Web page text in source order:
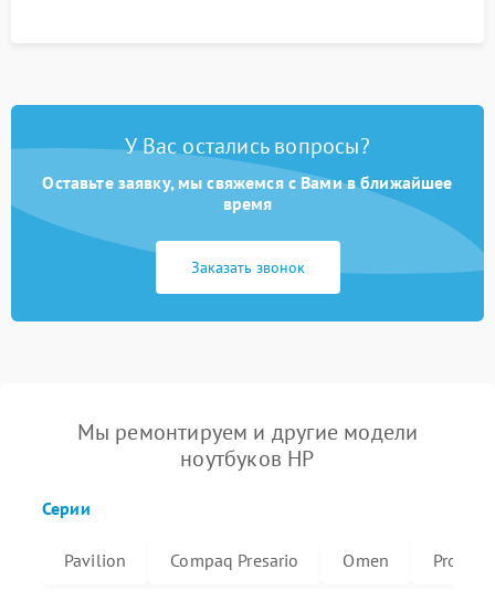
У Вас остались вопросы?
Оставьте заявку, мы свяжемся с Вами в ближайшее
время
Заказать звонок
Мы ремонтируем и другие модели
ноутбуков HP
Серии
Pavilion Compaq Presario Omen